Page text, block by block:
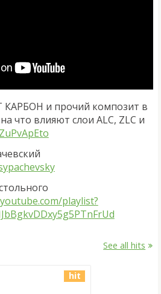
и прочий композит в
что влияют слои ALC, ZLC и
playlist?
See all hits
hit